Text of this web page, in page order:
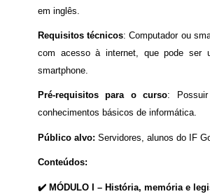
em inglês.
Requisitos técnicos: Computador ou
com acesso à internet, que pode ser
smartphone.
Pré-requisitos para o curso:
conhecimentos básicos de informática.
Público alvo: Servidores, alunos do IF
Conteúdos:
✔️ MÓDULO I – História, memória e